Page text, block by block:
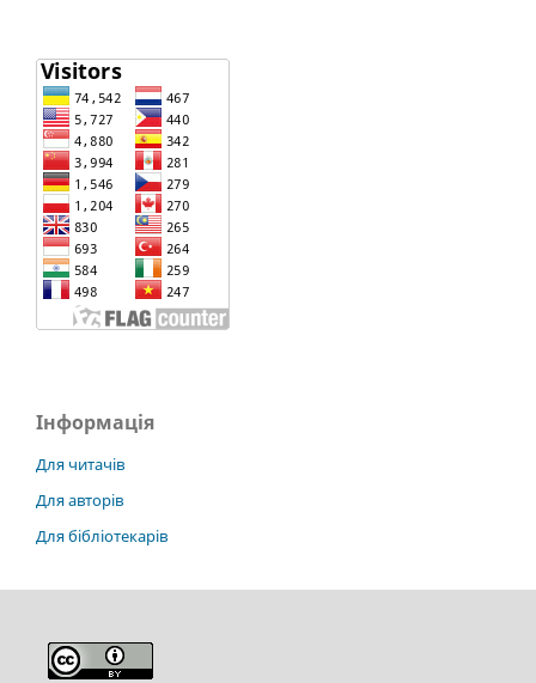
Інформація
Для читачів
Для авторів
Для бібліотекарів